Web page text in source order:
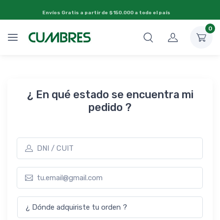
Envíos Gratis a partir de $150.000 a todo el país
0
¿ En qué estado se encuentra mi
pedido ?